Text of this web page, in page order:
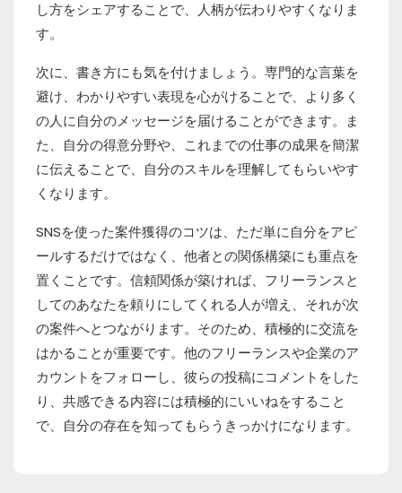
し方をシェアすることで、人柄が伝わりやすくなりま
す。
次に、書き方にも気を付けましょう。専門的な言葉を
避け、わかりやすい表現を心がけることで、より多く
の人に自分のメッセージを届けることができます。ま
た、自分の得意分野や、これまでの仕事の成果を簡潔
に伝えることで、自分のスキルを理解してもらいやす
くなります。
SNSを使った案件獲得のコツは、ただ単に自分をアピ
ールするだけではなく、他者との関係構築にも重点を
置くことです。信頼関係が築ければ、フリーランスと
してのあなたを頼りにしてくれる人が増え、それが次
の案件へとつながります。そのため、積極的に交流を
はかることが重要です。他のフリーランスや企業のア
カウントをフォローし、彼らの投稿にコメントをした
り、共感できる内容には積極的にいいねをすること
で、自分の存在を知ってもらうきっかけになります。